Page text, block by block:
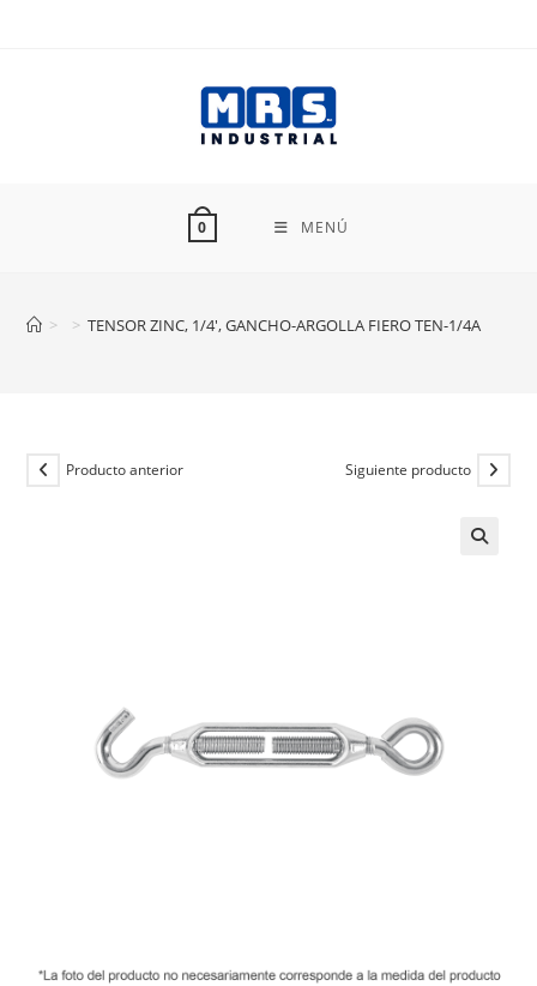
0 MENÚ
> > TENSOR ZINC, 1/4′, GANCHO-ARGOLLA FIERO TEN-1/4A
Producto anterior Siguiente producto